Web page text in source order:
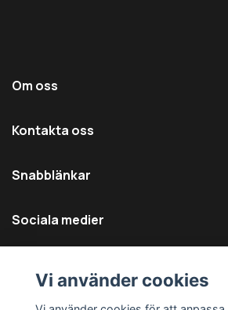
Om oss
Kontakta oss
Snabblänkar
Sociala medier
Vi använder cookies